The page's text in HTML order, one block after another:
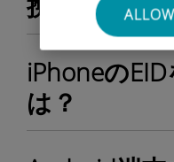
iPhoneの
は？